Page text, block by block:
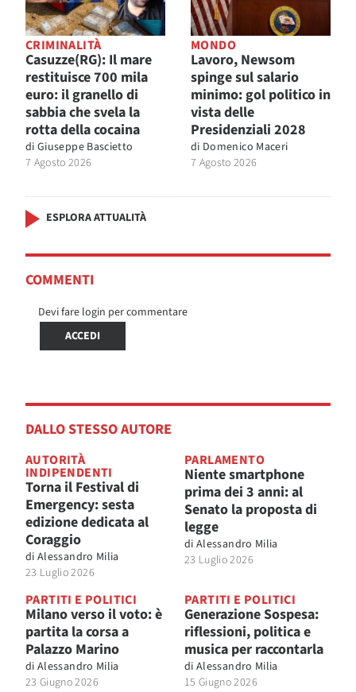
CRIMINALITÀ
Casuzze(RG): Il mare
restituisce 700 mila
euro: il granello di
sabbia che svela la
rotta della cocaina
di Giuseppe Bascietto
7 Agosto 2026
MONDO
Lavoro, Newsom
spinge sul salario
minimo: gol politico in
vista delle
Presidenziali 2028
di Domenico Maceri
7 Agosto 2026
ESPLORA ATTUALITÀ
COMMENTI
Devi fare login per commentare
ACCEDI
DALLO STESSO AUTORE
AUTORITÀ
INDIPENDENTI
Torna il Festival di
Emergency: sesta
edizione dedicata al
Coraggio
di Alessandro Milia
23 Luglio 2026
PARLAMENTO
Niente smartphone
prima dei 3 anni: al
Senato la proposta di
legge
di Alessandro Milia
23 Luglio 2026
PARTITI E POLITICI
Milano verso il voto: è
partita la corsa a
Palazzo Marino
di Alessandro Milia
23 Giugno 2026
PARTITI E POLITICI
Generazione Sospesa:
riflessioni, politica e
musica per raccontarla
di Alessandro Milia
15 Giugno 2026